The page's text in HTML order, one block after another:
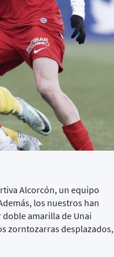
Alcorcón, un equipo
los nuestros han
amarilla de Unai
zorntozarras desplazados,